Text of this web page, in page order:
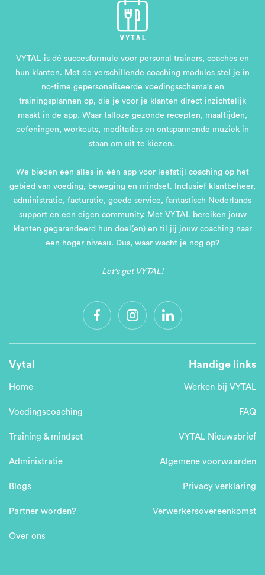
VYTAL is dé succesformule voor personal trainers, coaches en
hun klanten. Met de verschillende coaching modules stel je in
no-time gepersonaliseerde voedingsschema's en
trainingsplannen op, die je voor je klanten direct inzichtelijk
maakt in de app. Waar talloze gezonde recepten, maaltijden,
oefeningen, workouts, meditaties en ontspannende muziek in
staan om uit te kiezen.
We bieden een alles-in-één app voor leefstijl coaching op het
gebied van voeding, beweging en mindset. Inclusief klantbeheer,
administratie, facturatie, goede service, fantastisch Nederlands
support en een eigen community. Met VYTAL bereiken jouw
klanten gegarandeerd hun doel(en) en til jij jouw coaching naar
een hoger niveau. Dus, waar wacht je nog op?
Let's get VYTAL!
Vytal
Home
Voedingscoaching
Training & mindset
Administratie
Blogs
Partner worden?
Over ons
Handige links
Werken bij VYTAL
FAQ
VYTAL Nieuwsbrief
Algemene voorwaarden
Privacy verklaring
Verwerkersovereenkomst